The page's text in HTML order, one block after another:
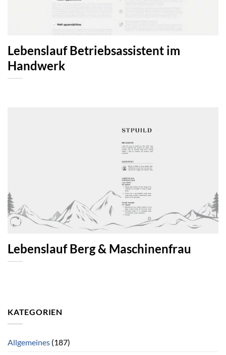
Lebenslauf Betriebsassistent im
Handwerk
Lebenslauf Berg & Maschinenfrau
KATEGORIEN
Allgemeines (187)